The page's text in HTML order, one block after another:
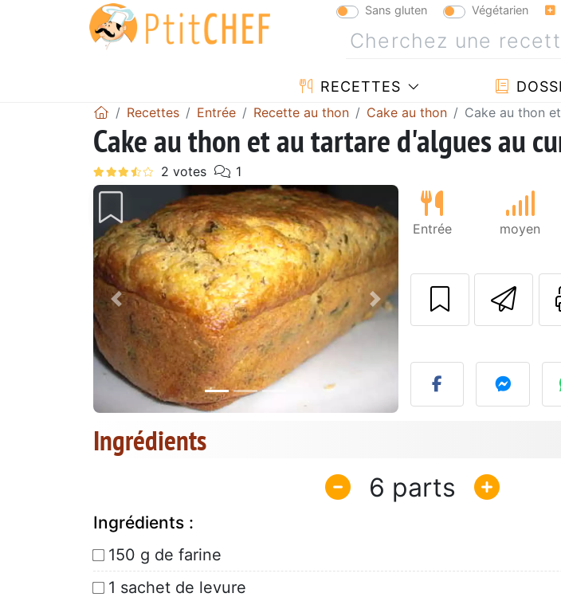
Sans gluten Végétarien
RECETTES
Recettes Entrée Recette au thon Cake au thon Cake au thon
Cake au thon et au tartare d'algues au
Précédent Suivant
Entrée moyen
Ingrédients
6
Ingrédients :
150 g de farine
1 sachet de levure